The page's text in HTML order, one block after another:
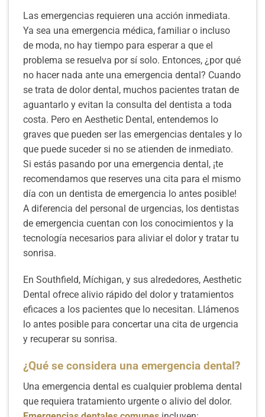
Las emergencias requieren una acción inmediata.
Ya sea una emergencia médica, familiar o incluso
de moda, no hay tiempo para esperar a que el
problema se resuelva por sí solo. Entonces, ¿por qué
no hacer nada ante una emergencia dental? Cuando
se trata de dolor dental, muchos pacientes tratan de
aguantarlo y evitan la consulta del dentista a toda
costa. Pero en Aesthetic Dental, entendemos lo
graves que pueden ser las emergencias dentales y lo
que puede suceder si no se atienden de inmediato.
Si estás pasando por una emergencia dental, ¡te
recomendamos que reserves una cita para el mismo
día con un dentista de emergencia lo antes posible!
A diferencia del personal de urgencias, los dentistas
de emergencia cuentan con los conocimientos y la
tecnología necesarios para aliviar el dolor y tratar tu
sonrisa.
En Southfield, Míchigan, y sus alrededores, Aesthetic
Dental ofrece alivio rápido del dolor y tratamientos
eficaces a los pacientes que lo necesitan. Llámenos
lo antes posible para concertar una cita de urgencia
y recuperar su sonrisa.
¿Qué se considera una emergencia dental?
Una emergencia dental es cualquier problema dental
que requiera tratamiento urgente o alivio del dolor.